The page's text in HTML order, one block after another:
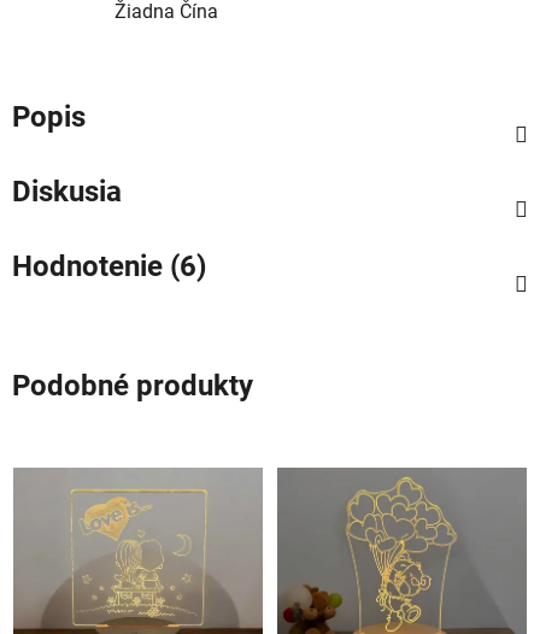
Žiadna Čína
Popis
Diskusia
Hodnotenie (6)
Podobné produkty